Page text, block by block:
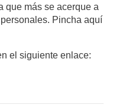
que más se acerque a
Pincha aquí
el siguiente enlace: